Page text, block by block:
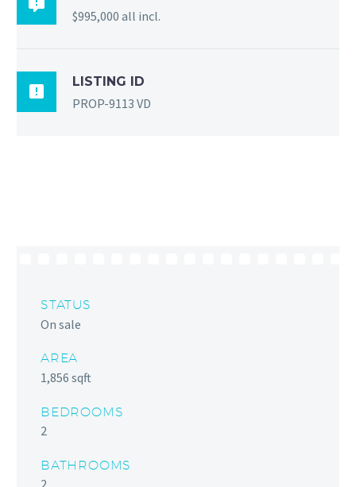

$995,000 all incl.

LISTING ID
PROP-9113 VD
STATUS
On sale
AREA
1,856 sqft
BEDROOMS
2
BATHROOMS